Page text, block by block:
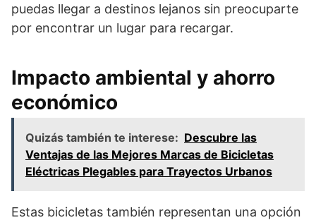
puedas llegar a destinos lejanos sin preocuparte
por encontrar un lugar para recargar.
Impacto ambiental y ahorro
económico
Quizás también te interese: Descubre las
Ventajas de las Mejores Marcas de Bicicletas
Eléctricas Plegables para Trayectos Urbanos
Estas bicicletas también representan una opción